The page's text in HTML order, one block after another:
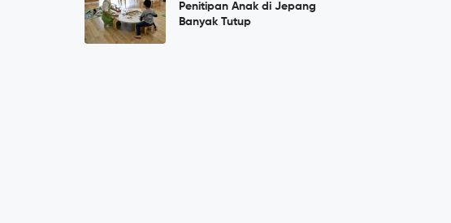
Penitipan Anak di Jepang
Banyak Tutup